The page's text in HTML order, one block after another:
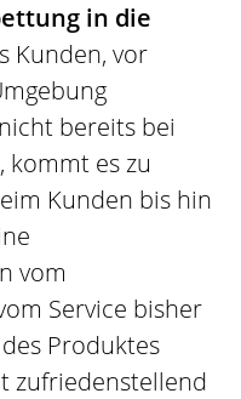
in die
Kunden, vor
bereits bei
kommt es zu
Kunden bis hin
vom
Service bisher
Produktes
zufriedenstellend